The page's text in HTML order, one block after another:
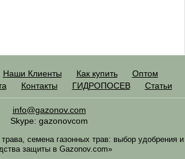
Наши Клиенты Как купить
Оптом
Контакты ГИДРОПОСЕВ Статьи
info@gazonov.com
Skype: gazonovcom
семена газонных трав: выбор удобрения и
защиты в Gazonov.com»